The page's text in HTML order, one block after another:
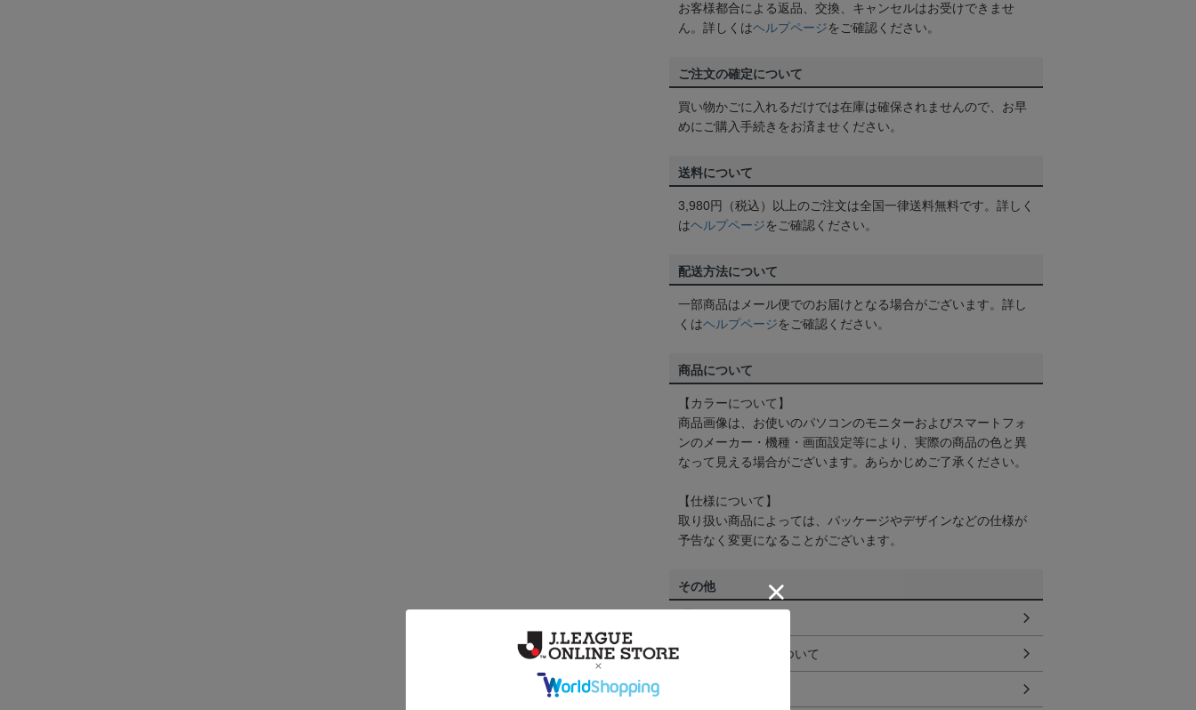
お客様都合による返品、交換、キャンセルはお受けできませ
ん。詳しくはヘルプページをご確認ください。
ご注文の確定について
買い物かごに入れるだけでは在庫は確保されませんので、お早
めにご購入手続きをお済ませください。
送料について
3,980円（税込）以上のご注文は全国一律送料無料です。詳しく
はヘルプページをご確認ください。
配送方法について
一部商品はメール便でのお届けとなる場合がございます。詳し
くはヘルプページをご確認ください。
商品について
【カラーについて】
商品画像は、お使いのパソコンのモニターおよびスマートフォ
ンのメーカー・機種・画面設定等により、実際の商品の色と異
なって見える場合がございます。あらかじめご了承ください。
【仕様について】
取り扱い商品によっては、パッケージやデザインなどの仕様が
予告なく変更になることがございます。
その他
ギフト対応について